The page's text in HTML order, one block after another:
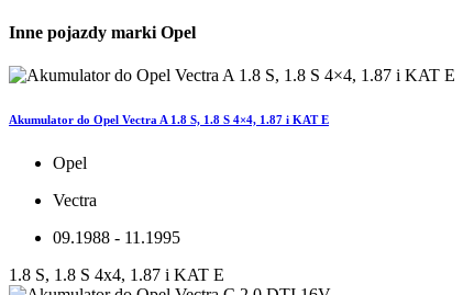
Inne pojazdy marki Opel
Akumulator do Opel Vectra A 1.8 S, 1.8 S 4×4, 1.87 i KAT E
Opel
Vectra
09.1988 - 11.1995
1.8 S, 1.8 S 4x4, 1.87 i KAT E